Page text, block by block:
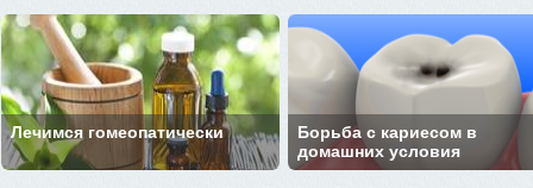
Лечимся гомеопатически
Борьба с кариесом в
домашних условия